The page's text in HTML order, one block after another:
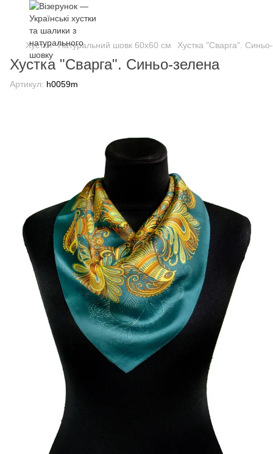
Хустки Натуральний шовк 60х60 см Хустка "Сварга".
Хустка "Сварга". Синьо-зелена
Артикул: h0059m